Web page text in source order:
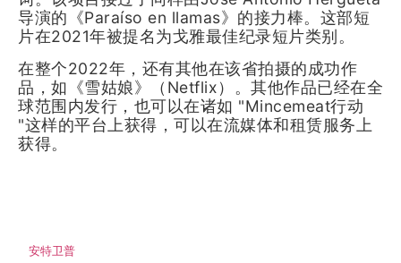
导演的《Paraíso en llamas》的接力棒。这部短
片在2021年被提名为戈雅最佳纪录短片类别。
在整个2022年，还有其他在该省拍摄的成功作
品，如《雪姑娘》（Netflix）。其他作品已经在全
球范围内发行，也可以在诸如 "Mincemeat行动
"这样的平台上获得，可以在流媒体和租赁服务上
获得。
安特卫普